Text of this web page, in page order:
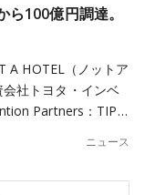
100億円調達。
A HOTEL（ノットア
社トヨタ・インベ
Partners：TIP…
ニュース